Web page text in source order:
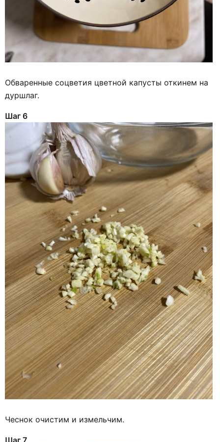
Обваренные соцветия цветной капусты откинем на
дуршлаг.
Шаг 6
Чеснок очистим и измельчим.
Шаг 7